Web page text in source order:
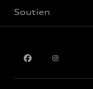
Soutien